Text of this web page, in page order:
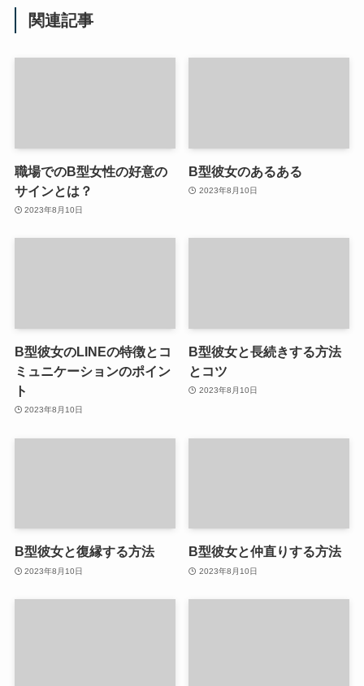
関連記事
職場でのB型女性の好意の
サインとは？
2023年8月10日
B型彼女のあるある
2023年8月10日
B型彼女のLINEの特徴とコ
ミュニケーションのポイン
ト
2023年8月10日
B型彼女と長続きする方法
とコツ
2023年8月10日
B型彼女と復縁する方法
2023年8月10日
B型彼女と仲直りする方法
2023年8月10日